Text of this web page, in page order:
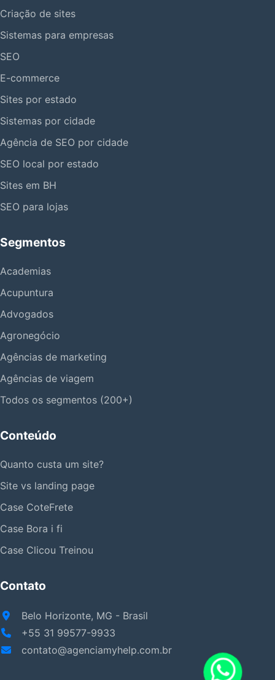
Criação de sites
Sistemas para empresas
SEO
E-commerce
Sites por estado
Sistemas por cidade
Agência de SEO por cidade
SEO local por estado
Sites em BH
SEO para lojas
Segmentos
Academias
Acupuntura
Advogados
Agronegócio
Agências de marketing
Agências de viagem
Todos os segmentos (200+)
Conteúdo
Quanto custa um site?
Site vs landing page
Case CoteFrete
Case Bora i fi
Case Clicou Treinou
Contato
Belo Horizonte, MG - Brasil
+55 31 99577-9933
contato@agenciamyhelp.com.br